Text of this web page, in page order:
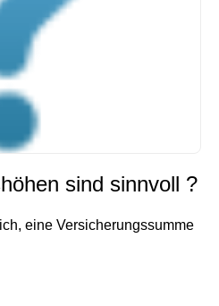
sind sinnvoll ?
eine Versicherungssumme